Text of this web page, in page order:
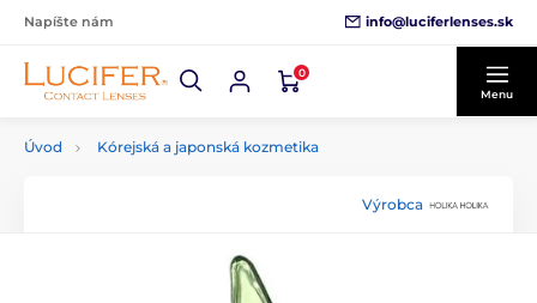
Napíšte nám info@luciferlenses.sk
0
Menu
Úvod Kórejská a japonská kozmetika
Výrobca